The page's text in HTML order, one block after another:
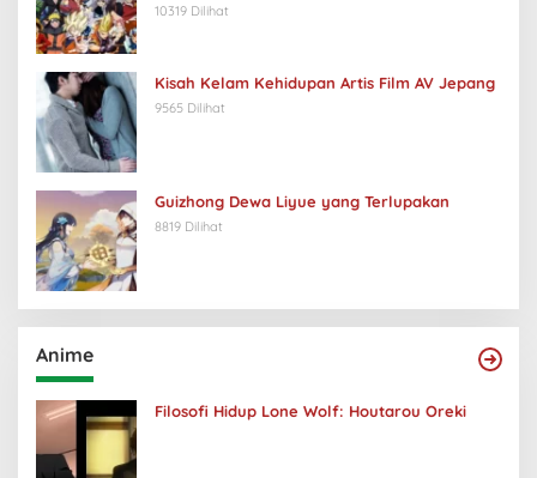
10319 Dilihat
Kisah Kelam Kehidupan Artis Film AV Jepang
9565 Dilihat
Guizhong Dewa Liyue yang Terlupakan
8819 Dilihat
Anime
Filosofi Hidup Lone Wolf: Houtarou Oreki